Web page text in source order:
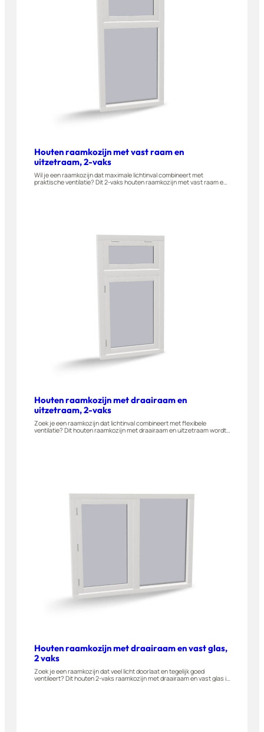
Houten raamkozijn met vast raam en
uitzetraam, 2-vaks
Wil je een raamkozijn dat maximale lichtinval combineert met
praktische ventilatie? Dit 2-vaks houten raamkozijn met vast raam en
Houten raamkozijn met draairaam en
uitzetraam, 2-vaks
Zoek je een raamkozijn dat lichtinval combineert met flexibele
ventilatie? Dit houten raamkozijn met draairaam en uitzetraam wordt
Houten raamkozijn met draairaam en vast glas,
2 vaks
Zoek je een raamkozijn dat veel licht doorlaat en tegelijk goed
ventileert? Dit houten 2-vaks raamkozijn met draairaam en vast glas is